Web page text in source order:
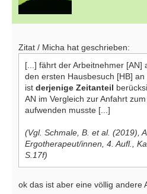
Zitat / Micha hat geschrieben:
[...] fährt der Arbeitnehmer [AN]
den ersten Hausbesuch [HB] an
ist derjenige Zeitanteil
AN im Vergleich zur Anfahrt
aufwenden musste [...]
(Vgl. Schmale, B. et al. (2019),
Ergotherapeut/innen, 4. Aufl.,
S.17f)
ok das ist aber eine völlig andere